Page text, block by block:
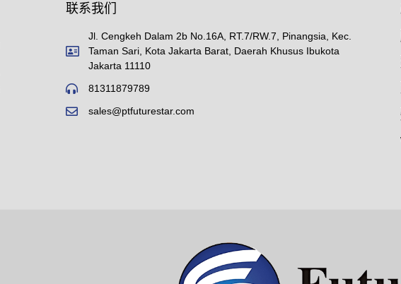
联系我们
Jl. Cengkeh Dalam 2b No.16A, RT.7/RW.7, Pinangsia, Kec.
Taman Sari, Kota Jakarta Barat, Daerah Khusus Ibukota
Jakarta 11110
81311879789
sales@ptfuturestar.com